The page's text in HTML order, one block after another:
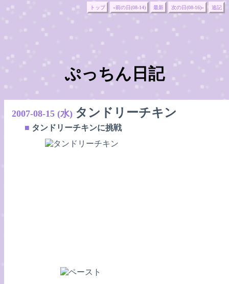
トップ «前の日(08-14) 最新 次の日(08-16)» 追記
ぷっちん日記
2007-08-15 (水) タンドリーチキン
■ タンドリーチキンに挑戦